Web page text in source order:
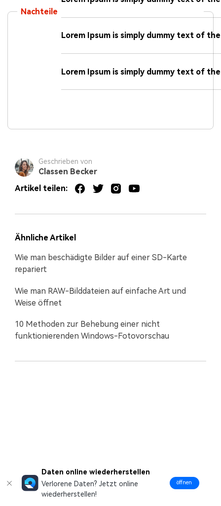
Nachteile
Lorem Ipsum is simply dummy text of
Lorem Ipsum is simply dummy text of
Geschrieben von
Classen Becker
Artikel teilen:
Ähnliche Artikel
Wie man beschädigte Bilder auf einer SD-Karte
repariert
Wie man RAW-Bilddateien auf einfache Art und
Weise öffnet
10 Methoden zur Behebung einer nicht
funktionierenden Windows-Fotovorschau
Daten online wiederherstellen
Verlorene Daten? Jetzt online
wiederherstellen!
öffnen